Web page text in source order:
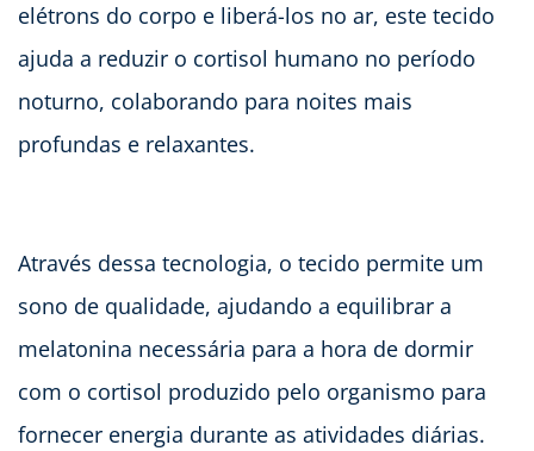
elétrons do corpo e liberá-los no ar, este tecido
ajuda a reduzir o cortisol humano no período
noturno, colaborando para noites mais
profundas e relaxantes.
Através dessa tecnologia, o tecido permite um
sono de qualidade, ajudando a equilibrar a
melatonina necessária para a hora de dormir
com o cortisol produzido pelo organismo para
fornecer energia durante as atividades diárias.